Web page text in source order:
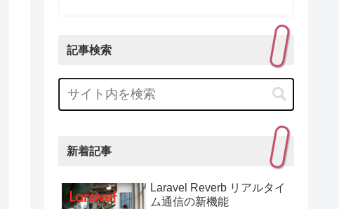
記事検索
新着記事
Laravel Reverb リアルタイ
ム通信の新機能